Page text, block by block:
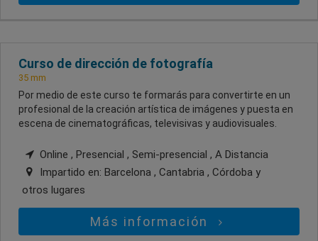
Curso de dirección de fotografía
35 mm
Por medio de este curso te formarás para convertirte en un
profesional de la creación artística de imágenes y puesta en
escena de cinematográficas, televisivas y audiovisuales.
Online , Presencial , Semi-presencial , A Distancia
Impartido en: Barcelona , Cantabria , Córdoba y
otros lugares
Más información